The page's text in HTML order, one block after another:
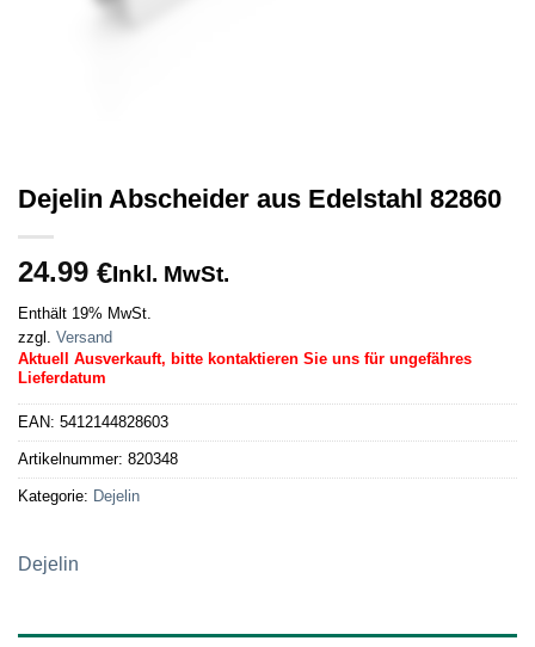
Dejelin Abscheider aus Edelstahl 82860
24.99 €Inkl. MwSt.
Enthält 19% MwSt.
zzgl. Versand
Aktuell Ausverkauft, bitte kontaktieren Sie uns für ungefähres
Lieferdatum
EAN: 5412144828603
Artikelnummer: 820348
Kategorie: Dejelin
Dejelin